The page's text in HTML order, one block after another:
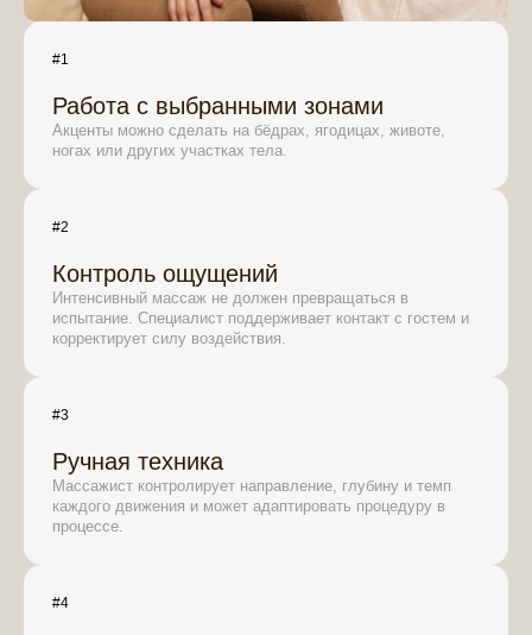
#1
Работа с выбранными зонами
Акценты можно сделать на бёдрах, ягодицах, животе,
ногах или других участках тела.
#2
Контроль ощущений
Интенсивный массаж не должен превращаться в
испытание. Специалист поддерживает контакт с гостем и
корректирует силу воздействия.
#3
Ручная техника
Массажист контролирует направление, глубину и темп
каждого движения и может адаптировать процедуру в
процессе.
#4